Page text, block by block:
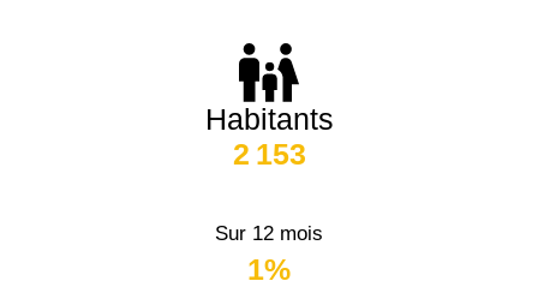
Habitants
2 153
Sur 12 mois
1%